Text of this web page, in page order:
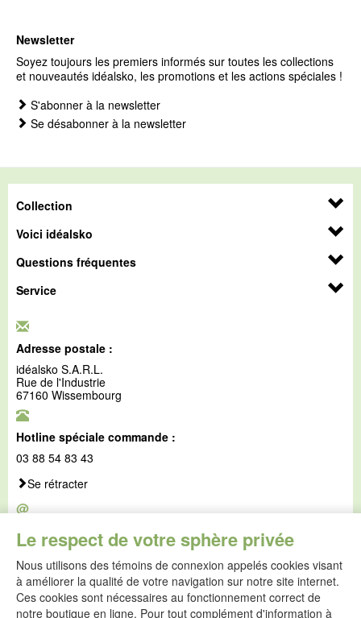
Le respect de votre sphère privée
Nous utilisons des témoins de connexion appelés cookies visant
à améliorer la qualité de votre navigation sur notre site internet.
Ces cookies sont nécessaires au fonctionnement correct de
notre boutique en ligne. Pour tout complément d'information à
Newsletter
Soyez toujours les premiers informés sur toutes les collections
et nouveautés idéalsko, les promotions et les actions spéciales !
S'abonner à la newsletter
Se désabonner à la newsletter
Collection
Voici idéalsko
Questions fréquentes
Service
Adresse postale :
idéalsko S.A.R.L.
Rue de l'Industrie
67160 Wissembourg
Hotline spéciale commande :
03 88 54 83 43
Se rétracter
@
service@idealsko.fr
@
Formulaire de contact
Aller au formulaire de contact